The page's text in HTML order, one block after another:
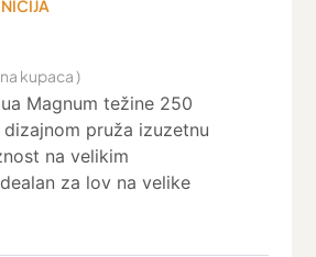
kupaca )
Magnum težine 250
dizajnom pruža izuzetnu
na velikim
za lov na velike